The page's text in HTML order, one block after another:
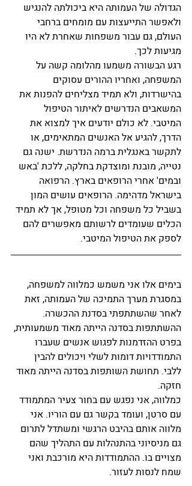
הגדולה של העמותה היא ביכולתה להנגיש
ולאפשר התייעצות עם מומחים ברחבי
העולם, גם עבור משפחות שאחרת לא היו
מגיעות לכך.
רגע הבשורה משמעו מהלומה קשה על
המשפחה, ואחריו ההורים עסוקים
בהישרדות, ולא תמיד מצליחים להפנות את
המשאבים הנדרשים לאיתור הטיפול
המיטבי. לא כולם יודעים איך למצוא את
הדרך, להגיע אל האנשים המתאימים, או
לתקשר באנגלית ברמה הנדרשת. ישנה גם
נטייה, מובנת ומוצדקת בחלקה, ללכת 'באש
ובמים' אחרי הרופאים בארץ. הרפואה
בישראל מדהימה. הרופאים עושים המון
בשביל כל משפחה וכל מטופל, אך לא תמיד
הכלים שעומדים לרשותם מאפשרים להם
לספק את הטיפול המיטבי.
בימים אלו אני משמש כמלווה למשפחה,
במסגרת מערך התמיכה של העמותה, זאת
לאחר שהשתתפתי בסדנת ההכשרה.
ההשתתפות בסדנה הייתה מאוד משמעותית,
בפרט ההזדמנות לפגוש אנשים שעברו
התמודדויות דומות לשלי ויכולים להבין
ללבי. תחושת השותפות בסדנה הייתה מאוד
חזקה.
כמלווה, אני נפגש עם בחור צעיר המתמודד
עם סרטן, ועומד בקשר גם עם הוריו. אני
מלווה אותם בהיבט הרגשי ומשתדל לתרום
גם מניסיוני בהתנהלות עם התהליך שהם
מצויים בו. ההתמודדות היא מורכבת ואני
שמח לנסות לעזור.